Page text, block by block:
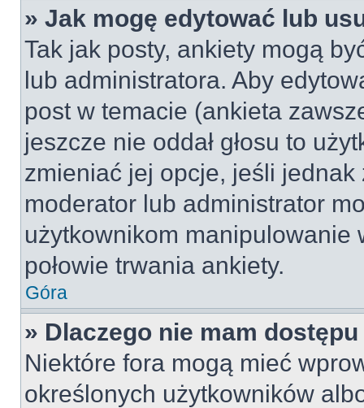
» Jak mogę edytować lub
Tak jak posty, ankiety mogą
lub administratora. Aby
post w temacie (ankieta
jeszcze nie oddał głosu to
zmieniać jej opcje, jeśli jednak
moderator lub administrator
użytkownikom manipulowanie
połowie trwania ankiety.
Góra
» Dlaczego nie mam
Niektóre fora mogą mieć
określonych użytkowników